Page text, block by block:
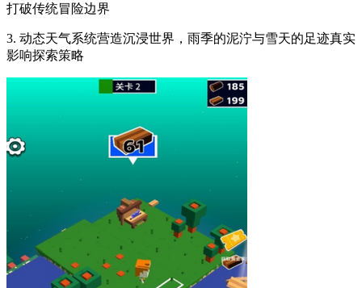
打破传统冒险边界
3. 动态天气系统营造沉浸世界，雨季的泥泞与雪天的足迹真实
影响探索策略